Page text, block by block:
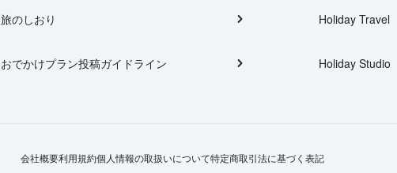
旅のしおり
おでかけプラン投稿ガイドライン
Holiday Travel
Holiday Studio
会社概要利用規約個人情報の取扱いについて特定商取引法に基づく表記